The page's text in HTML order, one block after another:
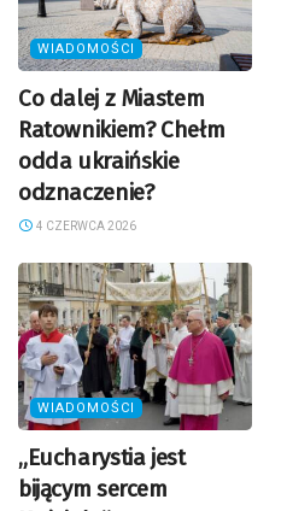
WIADOMOŚCI
Co dalej z Miastem
Ratownikiem? Chełm
odda ukraińskie
odznaczenie?
4 CZERWCA 2026
WIADOMOŚCI
„Eucharystia jest
bijącym sercem